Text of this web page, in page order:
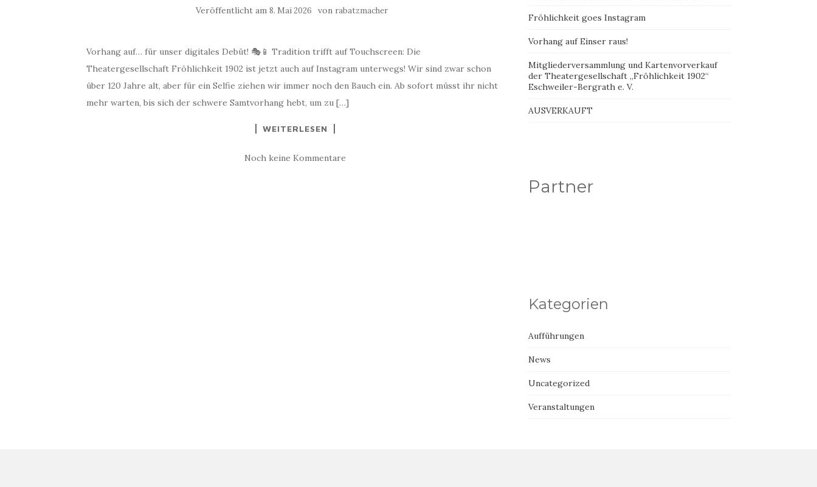
Veröffentlicht am8. Mai 2026 von rabatzmacher
Vorhang auf… für unser digitales Debüt! 🎭📱 Tradition trifft auf Touchscreen: Die
Theatergesellschaft Fröhlichkeit 1902 ist jetzt auch auf Instagram unterwegs! Wir sind zwar schon
über 120 Jahre alt, aber für ein Selfie ziehen wir immer noch den Bauch ein. Ab sofort müsst ihr nicht
mehr warten, bis sich der schwere Samtvorhang hebt, um zu […]
WEITERLESEN
Noch keine Kommentare
Fröhlichkeit goes Instagram
Vorhang auf Einser raus!
Mitgliederversammlung und Kartenvorverkauf
der Theatergesellschaft „Fröhlichkeit 1902“
Eschweiler-Bergrath e. V.
AUSVERKAUFT
Partner
Kategorien
Aufführungen
News
Uncategorized
Veranstaltungen